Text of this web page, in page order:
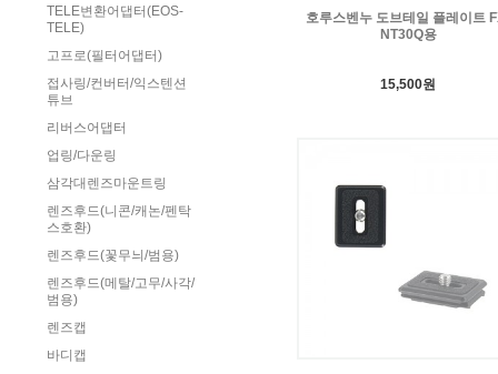
TELE변환어댑터(EOS-
TELE)
고프로(필터어댑터)
접사링/컨버터/익스텐션
튜브
리버스어댑터
업링/다운링
삼각대렌즈마운트링
렌즈후드(니콘/캐논/펜탁
스호환)
렌즈후드(꽃무늬/범용)
렌즈후드(메탈/고무/사각/
범용)
렌즈캡
바디캡
호루스벤누 도브테일 플레이트
NT30Q용
15,500원